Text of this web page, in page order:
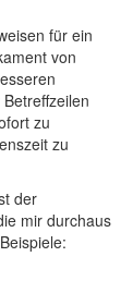
für ein
von
zu
zu
der
mir durchaus